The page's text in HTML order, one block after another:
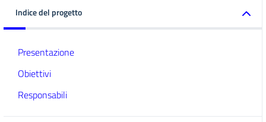
Indice del progetto
Presentazione
Obiettivi
Responsabili